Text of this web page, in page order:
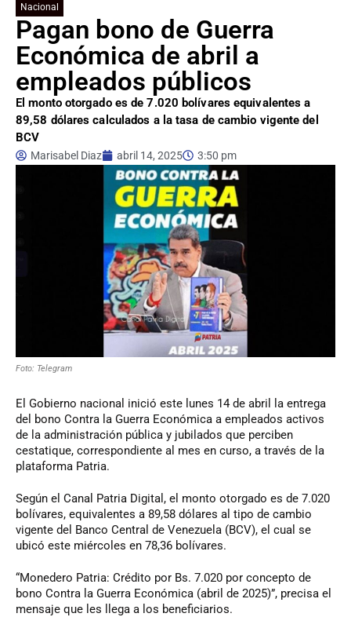
Nacional
Pagan bono de Guerra
Económica de abril a
empleados públicos
El monto otorgado es de 7.020 bolívares equivalentes a
89,58 dólares calculados a la tasa de cambio vigente del
BCV
Marisabel Diaz abril 14, 2025 3:50 pm
Foto: Telegram
El Gobierno nacional inició este lunes 14 de abril la entrega
del bono Contra la Guerra Económica a empleados activos
de la administración pública y jubilados que perciben
cestatique, correspondiente al mes en curso, a través de la
plataforma Patria.
Según el Canal Patria Digital, el monto otorgado es de 7.020
bolívares, equivalentes a 89,58 dólares al tipo de cambio
vigente del Banco Central de Venezuela (BCV), el cual se
ubicó este miércoles en 78,36 bolívares.
“Monedero Patria: Crédito por Bs. 7.020 por concepto de
bono Contra la Guerra Económica (abril de 2025)”, precisa el
mensaje que les llega a los beneficiarios.